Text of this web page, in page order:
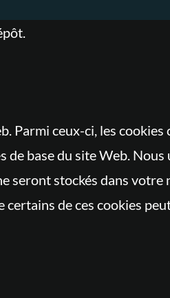
Parmi ceux-ci, les cookies
base du site Web. Nous
seront stockés dans votre
certains de ces cookies